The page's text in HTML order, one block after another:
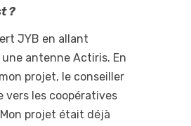
?
JYB en allant
une antenne Actiris. En
projet, le conseiller
vers les coopératives
projet était déjà